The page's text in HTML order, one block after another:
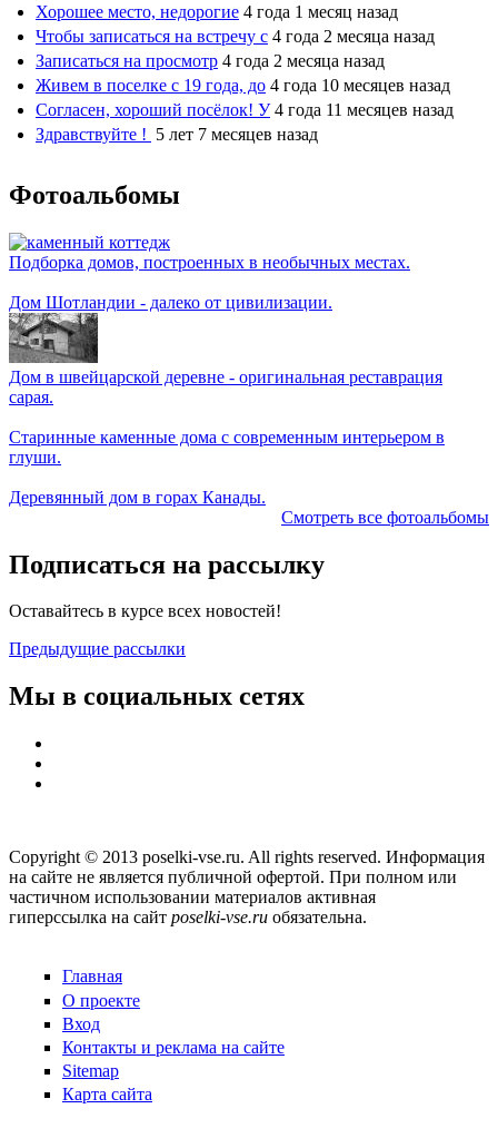
Хорошее место, недорогие 4 года 1 месяц назад
Чтобы записаться на встречу с 4 года 2 месяца назад
Записаться на просмотр 4 года 2 месяца назад
Живем в поселке с 19 года, до 4 года 10 месяцев назад
Согласен, хороший посёлок! У 4 года 11 месяцев назад
Здравствуйте ! 5 лет 7 месяцев назад
Фотоальбомы
Подборка домов, построенных в необычных местах.
Дом Шотландии - далеко от цивилизации.
Дом в швейцарской деревне - оригинальная реставрация
сарая.
Старинные каменные дома с современным интерьером в
глуши.
Деревянный дом в горах Канады.
Смотреть все фотоальбомы
Подписаться на рассылку
Оставайтесь в курсе всех новостей!
Предыдущие рассылки
Мы в социальных сетях
Copyright © 2013 poselki-vse.ru. All rights reserved. Информация
на сайте не является публичной офертой. При полном или
частичном использовании материалов активная
гиперссылка на сайт poselki-vse.ru​ обязательна.
Главная
О проекте
Вход
Контакты и реклама на сайте
Sitemap
Карта сайта